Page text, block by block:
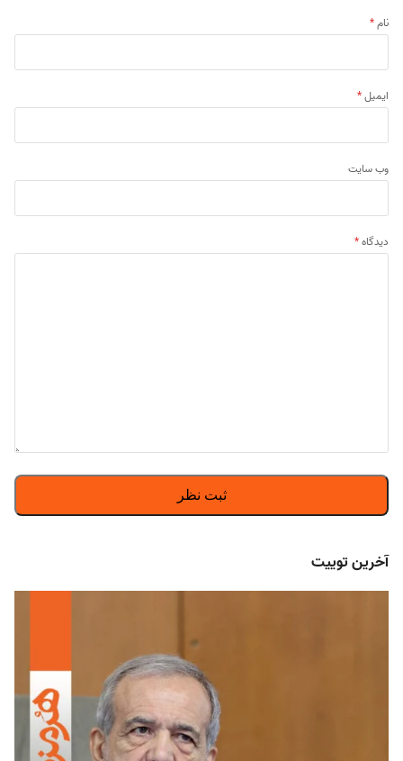
نام*
ایمیل*
وب‌ سایت
دیدگاه*
آخرین توییت